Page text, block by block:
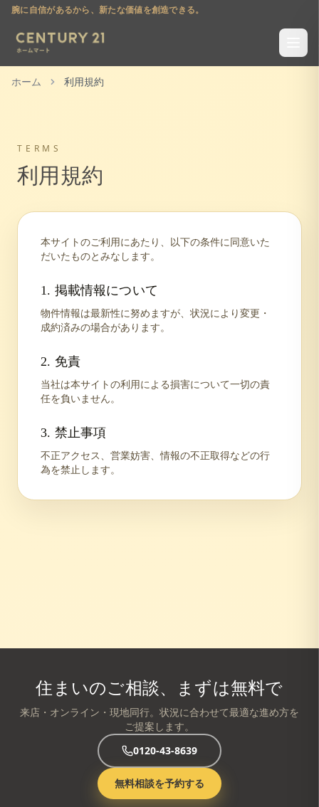
腕に自信があるから、新たな価値を創造できる。
ホーム 利用規約
TERMS
利用規約
本サイトのご利用にあたり、以下の条件に同意いた
だいたものとみなします。
1. 掲載情報について
物件情報は最新性に努めますが、状況により変更・
成約済みの場合があります。
2. 免責
当社は本サイトの利用による損害について一切の責
任を負いません。
3. 禁止事項
不正アクセス、営業妨害、情報の不正取得などの行
為を禁止します。
住まいのご相談、まずは無料で
来店・オンライン・現地同行。状況に合わせて最適な進め方を
ご提案します。
0120-43-8639
無料相談を予約する